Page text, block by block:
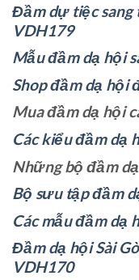
Đầm dự tiệc sang
VDH179
Mẫu đầm dạ hội
Shop đầm dạ hội
Mua đầm dạ hội
Các kiểu đầm dạ
Những bộ đầm
Bộ sưu tập đầm
Các mẫu đầm dạ
Đầm dạ hội Sài
VDH170